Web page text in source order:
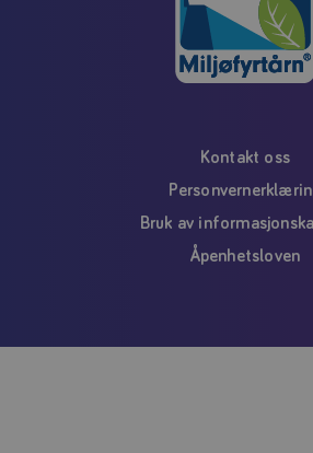
Kontakt oss
Bruk av
Åpenhetsloven